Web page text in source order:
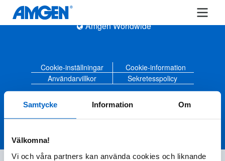
Samtycke Information Om
Välkomna!
Vi och våra partners kan använda cookies och liknande
Amgen Worldwide
Cookie-inställningar
Cookie-information
Användarvillkor
Sekretesspolicy
Amgen© 2020-2023 Amgen Inc. All rights reserved